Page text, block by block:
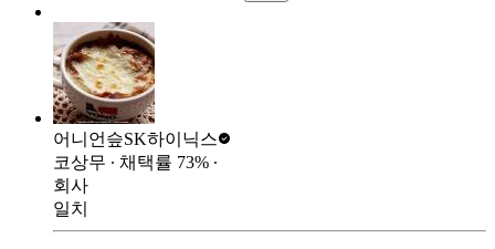
어니언슾SK하이닉스
코상무 ∙ 채택률 73% ∙
회사
일치